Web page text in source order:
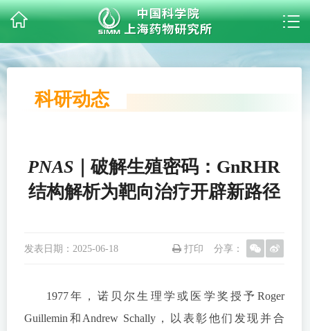
科研动态
PNAS ｜破解生殖密码：GnRHR
结构解析为靶向治疗开辟新路径
发表日期： 2025-06-18 分享：
打印
1977年，诺贝尔生理学或医学奖授予Roger
Guillemin和Andrew Schally，以表彰他们发现并合